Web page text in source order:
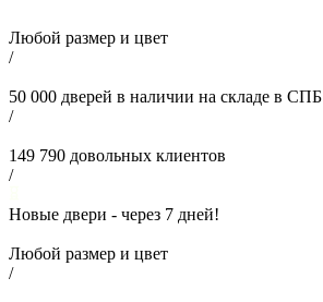
Любой размер и цвет
/
50 000 дверей в наличии на складе в СПБ
/
149 790 довольных клиентов
/
Новые двери - через 7 дней!
Любой размер и цвет
/